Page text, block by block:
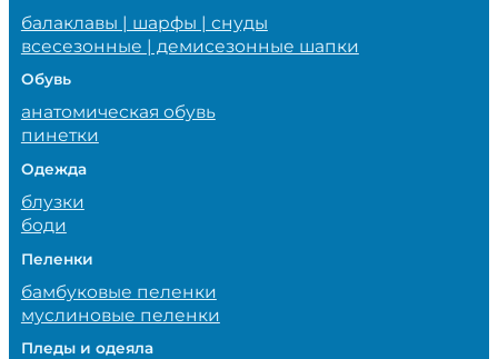
балаклавы | шарфы | снуды
всесезонные | демисезонные шапки
Обувь
анатомическая обувь
пинетки
Одежда
блузки
боди
Пеленки
бамбуковые пеленки
муслиновые пеленки
Пледы и одеяла